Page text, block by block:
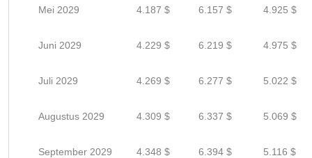
Mei 2029 4.187 $ 6.157 $ 4.925 $
Juni 2029 4.229 $ 6.219 $ 4.975 $
Juli 2029 4.269 $ 6.277 $ 5.022 $
Augustus 2029 4.309 $ 6.337 $ 5.069 $
September 2029 4.348 $ 6.394 $ 5.116 $